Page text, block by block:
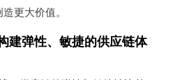
更大价值。
建弹性、敏捷的供应链体